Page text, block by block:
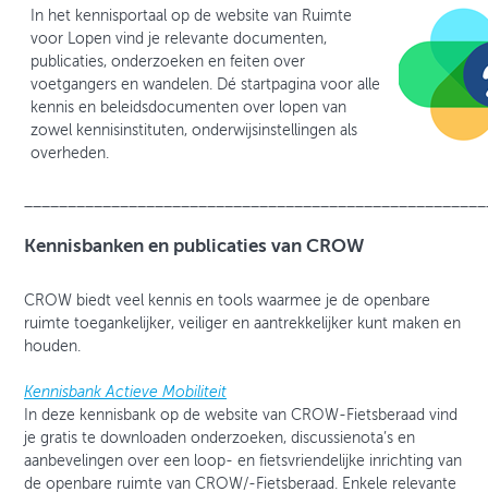
In het kennisportaal op de website van Ruimte
voor Lopen vind je relevante documenten,
publicaties, onderzoeken en feiten over
voetgangers en wandelen. Dé startpagina voor alle
kennis en beleidsdocumenten over lopen van
zowel kennisinstituten, onderwijsinstellingen als
overheden.
Kennisbanken en publicaties van CROW
CROW biedt veel kennis en tools waarmee je de openbare
ruimte toegankelijker, veiliger en aantrekkelijker kunt maken en
houden.
Kennisbank Actieve Mobiliteit
In deze kennisbank op de website van CROW-Fietsberaad vind
je gratis te downloaden onderzoeken, discussienota’s en
aanbevelingen over een loop- en fietsvriendelijke inrichting van
de openbare ruimte van CROW/-Fietsberaad. Enkele relevante